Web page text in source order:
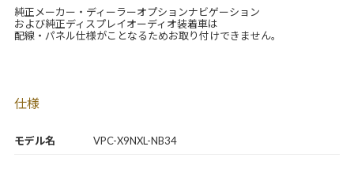
モデル名 VPC-X9NXL-NB34
純正メーカー・ディーラーオプションナビゲーション
および純正ディスプレイオーディオ装着車は
配線・パネル仕様がことなるためお取り付けできません。
仕様